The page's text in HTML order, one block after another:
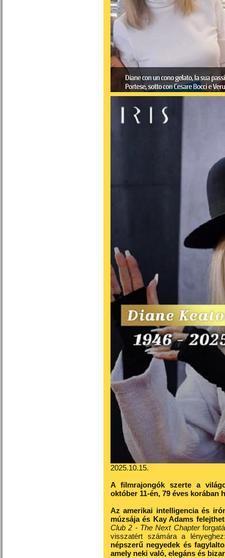
2025.10.15.
A filmrajongók szerte a
október 11-én, 79 éves korában
Az amerikai intelligencia és
múzsája és Kay Adams
Club 2 - The Next Chapter
visszatért számára a
népszerű negyedek és
amely neki való, elegáns és